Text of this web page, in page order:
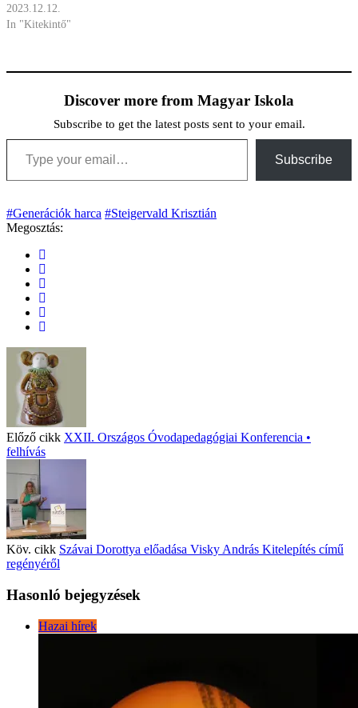
2023.12.12.
In "Kitekintő"
Discover more from Magyar Iskola
Subscribe to get the latest posts sent to your email.
Type your email…
Subscribe
#Generációk harca #Steigervald Krisztián
Megosztás:
Előző cikk XXII. Országos Óvodapedagógiai Konferencia •
felhívás
Köv. cikk Szávai Dorottya előadása Visky András Kitelepítés című
regényéről
Hasonló bejegyzések
Hazai hírek